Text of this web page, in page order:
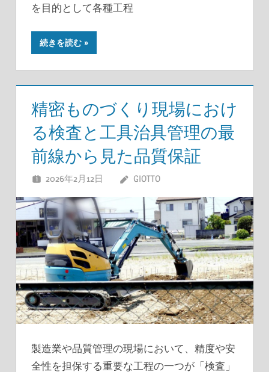
を目的として各種工程
続きを読む
精密ものづくり現場におけ
る検査と工具治具管理の最
前線から見た品質保証
2026年2月12日 GIOTTO
製造業や品質管理の現場において、精度や安
全性を担保する重要な工程の一つが「検査」